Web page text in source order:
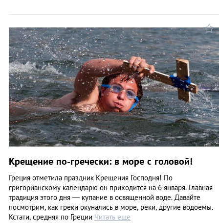
Крещение по-гречески: в море с головой!
Греция отметила праздник Крещения Господня! По
григорианскому календарю он приходится на 6 января. Главная
традиция этого дня — купание в освященной воде. Давайте
посмотрим, как греки окунались в море, реки, другие водоемы.
Кстати, средняя по Греции Читать еще